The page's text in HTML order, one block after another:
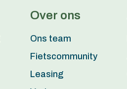
Over ons
Ons team
Fietscommunity
Leasing